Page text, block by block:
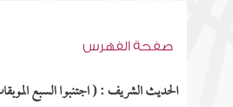
صفحة الفهرس
الحديث الشريف : ( اجتنبوا السبع